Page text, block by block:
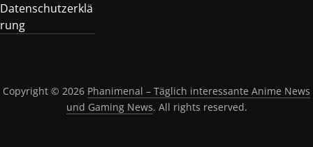
Datenschutzerklä
rung
Copyright © 2026 Phanimenal – Täglich interessante Anime News
und Gaming News. All rights reserved.